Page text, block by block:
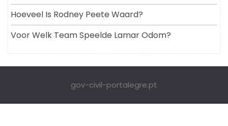
Hoeveel Is Rodney Peete Waard?
Voor Welk Team Speelde Lamar Odom?
gov-civil-portalegre.pt